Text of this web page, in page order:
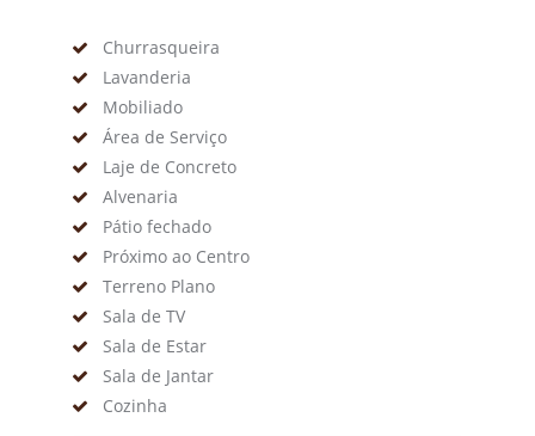
Churrasqueira
Lavanderia
Mobiliado
Área de Serviço
Laje de Concreto
Alvenaria
Pátio fechado
Próximo ao Centro
Terreno Plano
Sala de TV
Sala de Estar
Sala de Jantar
Cozinha